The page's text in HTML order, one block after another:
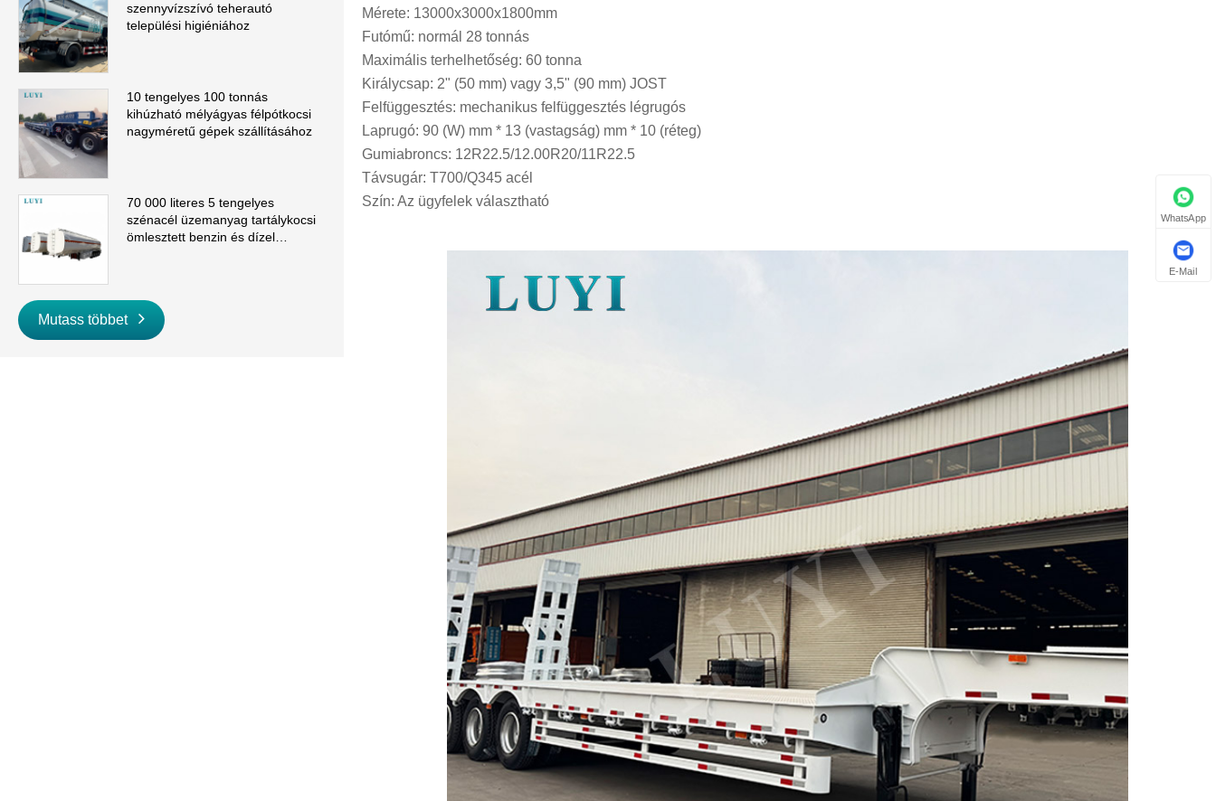
szennyvízszívó teherautó
települési higiéniához
10 tengelyes 100 tonnás
kihúzható mélyágyas félpótkocsi
nagyméretű gépek szállításához
70 000 literes 5 tengelyes
szénacél üzemanyag tartálykocsi
ömlesztett benzin és dízel
Mutass többet
Mérete: 13000x3000x1800mm
Futómű: normál 28 tonnás
Maximális terhelhetőség: 60 tonna
Királycsap: 2" (50 mm) vagy 3,5" (90 mm) JOST
Felfüggesztés: mechanikus felfüggesztés légrugós
Laprugó: 90 (W) mm * 13 (vastagság) mm * 10 (réteg)
Gumiabroncs: 12R22.5/12.00R20/11R22.5
Távsugár: T700/Q345 acél
Szín: Az ügyfelek választható
WhatsApp
E-Mail